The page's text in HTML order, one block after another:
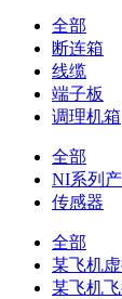
全部
断连箱
线缆
端子板
调理机箱
全部
NI系列
传感器
全部
某飞机
某飞机